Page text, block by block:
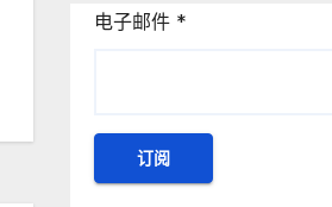
电子邮件 *
订阅